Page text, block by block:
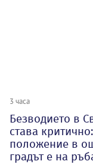
3 часа
Безводието в
става
положение в
градът е на